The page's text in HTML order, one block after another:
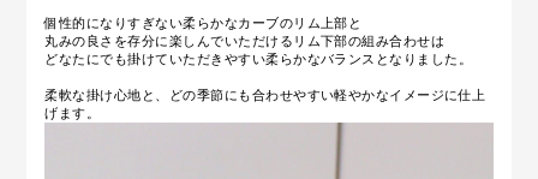
個性的になりすぎない柔らかなカーブのリム上部と
丸みの良さを存分に楽しんでいただけるリム下部の組み合わせは
どなたにでも掛けていただきやすい柔らかなバランスとなりました。
柔軟な掛け心地と、どの季節にも合わせやすい軽やかなイメージに仕上
げます。